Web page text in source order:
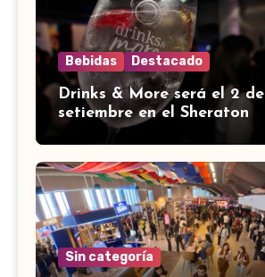
Bebidas Destacado
Drinks & More será el 2 de
setiembre en el Sheraton
Sin categoría